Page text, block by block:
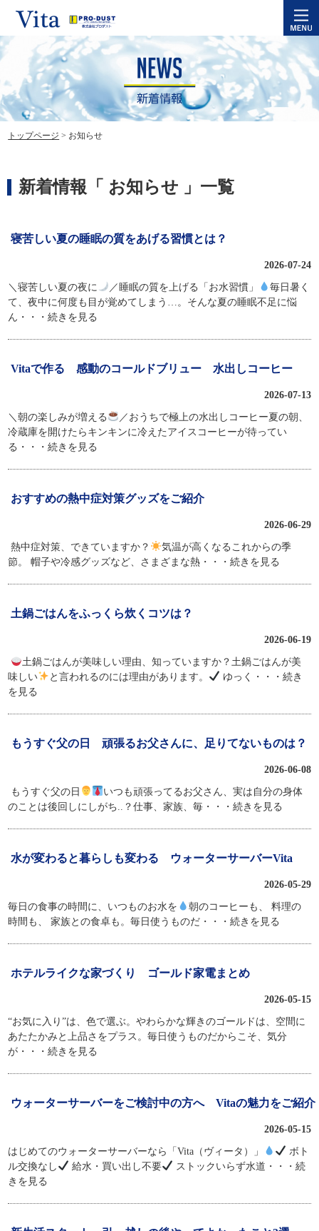
トップページ > お知らせ
新着情報「 お知らせ 」一覧
寝苦しい夏の睡眠の質をあげる習慣とは？
2026-07-24
＼寝苦しい夏の夜に ／睡眠の質を上げる「お水習慣」
毎日暑く
て、夜中に何度も目が覚めてしまう…。そんな夏の睡眠不足に悩
ん ・・・続きを見る
Vitaで作る 感動のコールドブリュー 水出しコーヒー
2026-07-13
＼朝の楽しみが増える
／おうちで極上の水出しコーヒー夏の朝、
冷蔵庫を開けたらキンキンに冷えたアイスコーヒーが待ってい
る ・・・続きを見る
おすすめの熱中症対策グッズをご紹介
2026-06-29
熱中症対策、できていますか？
気温が高くなるこれからの季
節。 帽子や冷感グッズなど、さまざまな熱 ・・・続きを見る
土鍋ごはんをふっくら炊くコツは？
2026-06-19
土鍋ごはんが美味しい理由、知っていますか？土鍋ごはんが美
味しい
と言われるのには理由があります。 ゆっく
・・・続き
を見る
もうすぐ父の日 頑張るお父さんに、足りてないものは？
2026-06-08
もうすぐ父の日⁡
⁡⁡いつも頑張ってる⁡お父さん、実は自分の身体
のことは後回しにしがち..？仕事、家族、毎 ・・・続きを見る
水が変わると暮らしも変わる ウォーターサーバーVita
2026-05-29
毎日の食事の時間に、いつものお水を
朝のコーヒーも、 料理の
時間も、 家族との食卓も。毎日使うものだ ・・・続きを見る
ホテルライクな家づくり ゴールド家電まとめ
2026-05-15
“お気に入り”は、色で選ぶ。やわらかな輝きのゴールドは、空間に
あたたかみと上品さをプラス。毎日使うものだからこそ、気分
が ・・・続きを見る
ウォーターサーバーをご検討中の方へ Vitaの魅力をご紹介
2026-05-15
はじめてのウォーターサーバーなら「Vita（ヴィータ）」
ボト
ル交換なし
給水・買い出し不要 ストックいらず水道 ・・・続
きを見る